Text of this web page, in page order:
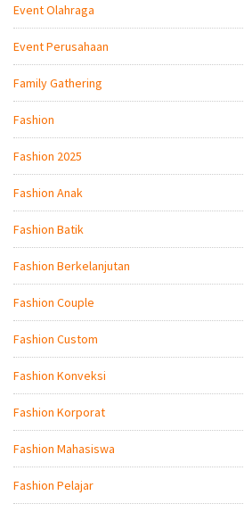
Event Olahraga
Event Perusahaan
Family Gathering
Fashion
Fashion 2025
Fashion Anak
Fashion Batik
Fashion Berkelanjutan
Fashion Couple
Fashion Custom
Fashion Konveksi
Fashion Korporat
Fashion Mahasiswa
Fashion Pelajar